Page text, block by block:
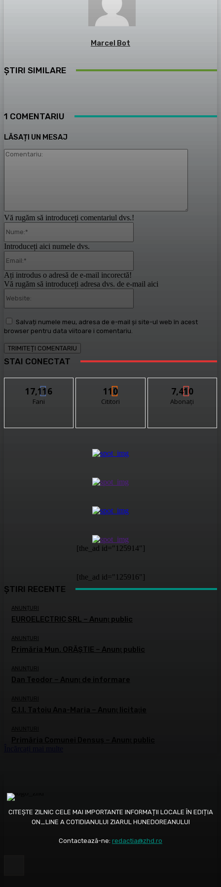
Marcel Bot
ȘTIRI SIMILARE
1 COMENTARIU
LĂSAȚI UN MESAJ
Vă rugăm să introduceți comentariul dvs.!
Introduceți aici numele dvs.
Ați introdus o adresă de e-mail incorectă!
Vă rugăm să introduceți adresa dvs. de e-mail aici
Salvați numele meu, adresa de e-mail și site-ul web în acest
browser pentru data viitoare i comentariu.
STAI CONECTAT
17,116
Fani
110
Cititori
7,410
Abonați
[the_ad id="125914"]
[the_ad id="125916"]
ȘTIRI RECENTE
ANUNȚURI
EUROELECTRIC SRL – Anunţ public
ANUNȚURI
Primăria Mun. ORĂȘTIE – Anunţ public
ANUNȚURI
Dan Teodor – Anunţ de informare
ANUNȚURI
C.I.I. Tatoiu Ana-Maria – Anunţ licitaţie
CITEȘTE ZILNIC CELE MAI IMPORTANTE INFORMAȚII LOCALE ÎN EDIȚIA
ON_LINE A COTIDIANULUI ZIARUL HUNEDOREANULUI
Contactează-ne: redactia@zhd.ro